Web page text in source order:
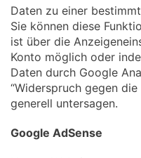
Daten zu einer
Sie können diese
ist über die
Konto möglich oder
Daten durch Google
“Widerspruch gegen
generell untersagen.
Google AdSense